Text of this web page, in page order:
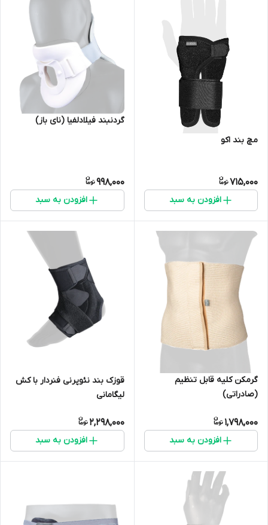
مچ بند اکو
715,000
افزودن به سبد
گردنبند فیلادلفیا (نای باز)
998,000
افزودن به سبد
گرمکن کلیه قابل تنظیم
(صادراتی)
1,798,000
افزودن به سبد
قوزک بند نئوپرنی فنردار با کش
لیگامانی
2,298,000
افزودن به سبد